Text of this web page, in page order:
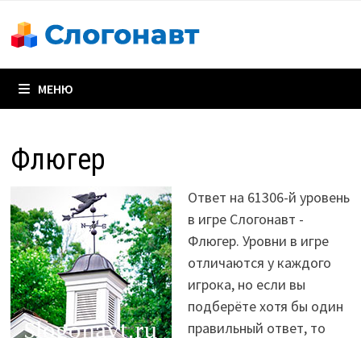
содержимому
МЕНЮ
Флюгер
Ответ на 61306-й уровень
в игре Слогонавт -
Флюгер. Уровни в игре
отличаются у каждого
игрока, но если вы
подберёте хотя бы один
правильный ответ, то